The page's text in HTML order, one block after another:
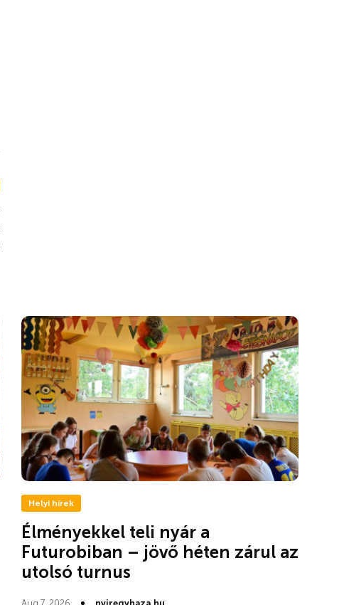
Helyi hírek
Élményekkel teli nyár a
Futurobiban – jövő héten zárul az
utolsó turnus